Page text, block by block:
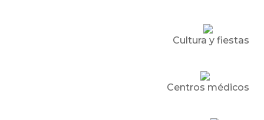
Cultura y fiestas
Centros médicos